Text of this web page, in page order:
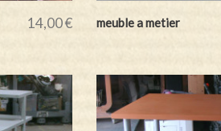
14,00 € meuble a metier